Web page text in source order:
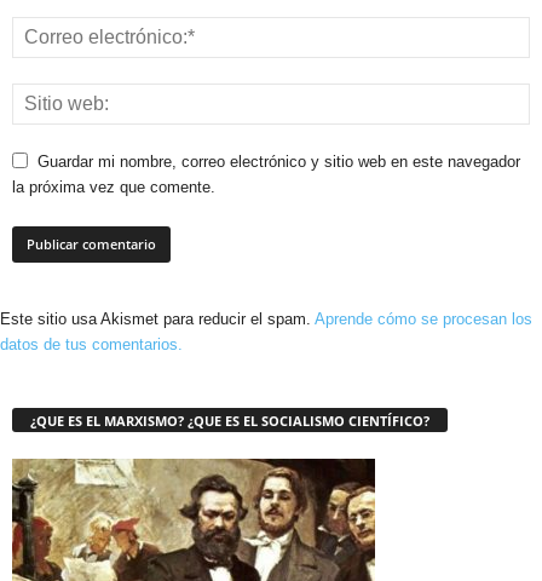
Guardar mi nombre, correo electrónico y sitio web en este navegador
la próxima vez que comente.
Este sitio usa Akismet para reducir el spam. Aprende cómo se procesan los
datos de tus comentarios.
¿QUE ES EL MARXISMO? ¿QUE ES EL SOCIALISMO CIENTÍFICO?